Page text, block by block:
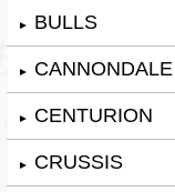
► BULLS
► CANNONDALE
► CENTURION
► CRUSSIS